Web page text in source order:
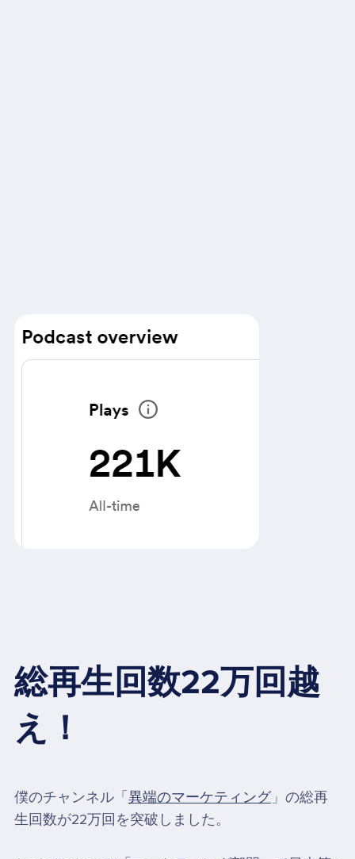
総再生回数22万回越
え！
僕のチャンネル「 異端のマーケティング」の総再
生回数が22万回を突破しました。